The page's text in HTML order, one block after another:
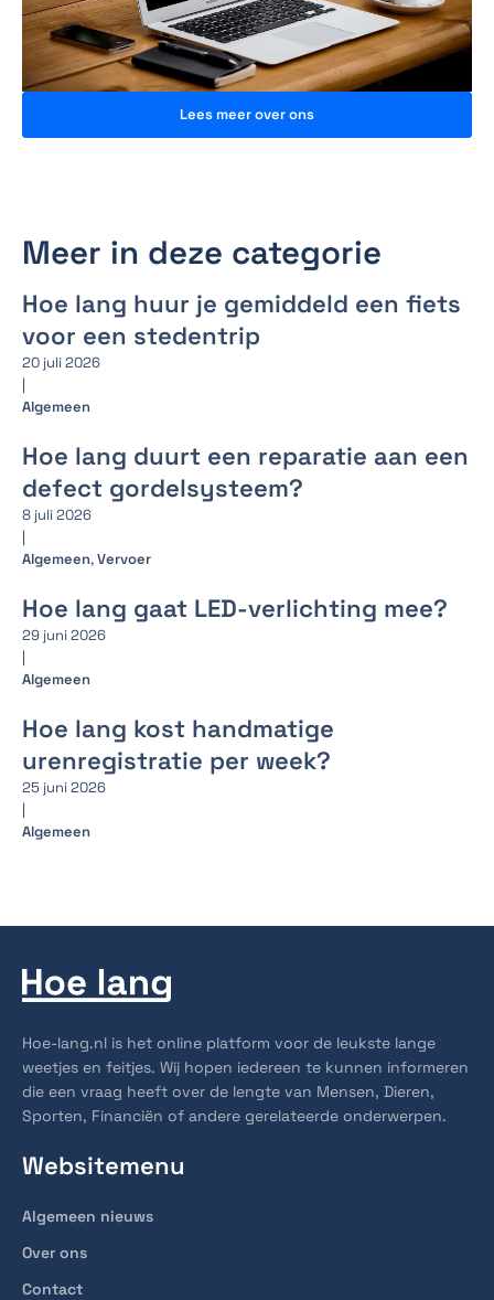
Lees meer over ons
Meer in deze categorie
Hoe lang huur je gemiddeld een fiets
voor een stedentrip
20 juli 2026
|
Algemeen
Hoe lang duurt een reparatie aan een
defect gordelsysteem?
8 juli 2026
|
Algemeen,Vervoer
Hoe lang gaat LED-verlichting mee?
29 juni 2026
|
Algemeen
Hoe lang kost handmatige
urenregistratie per week?
25 juni 2026
|
Algemeen
Hoe-lang.nl is het online platform voor de leukste lange
weetjes en feitjes. Wij hopen iedereen te kunnen informeren
die een vraag heeft over de lengte van Mensen, Dieren,
Sporten, Financiën of andere gerelateerde onderwerpen.
Websitemenu
Algemeen nieuws
Over ons
Contact